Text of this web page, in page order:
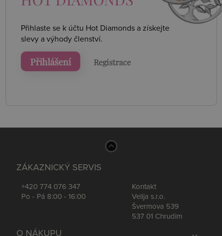
Přihlaste se k účtu Hot Diamonds a získejte
slevy a výhody členství.
Přihlášení Registrace
ZÁKAZNICKÝ SERVIS
+420 774 076 347
Po - Pá 8:00 - 16:00
Kontakt
Velija s.r.o.
Švermova 539
537 01 Chrudim
O NÁKUPU